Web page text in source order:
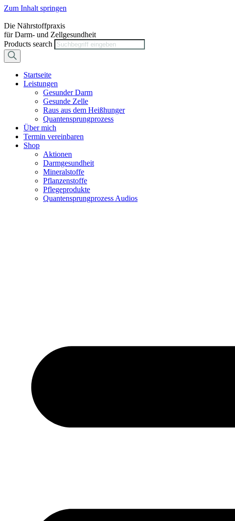
Zum Inhalt springen
Die Nährstoffpraxis
für Darm- und Zellgesundheit
Products search
Startseite
Leistungen
Gesunder Darm
Gesunde Zelle
Raus aus dem Heißhunger
Quantensprungprozess
Über mich
Termin vereinbaren
Shop
Aktionen
Darmgesundheit
Mineralstoffe
Pflanzenstoffe
Pflegeprodukte
Quantensprungprozess Audios